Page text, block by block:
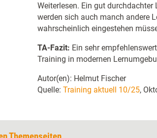
Weiterlesen. Ein gut
werden sich auch manch andere
wahrscheinlich eingestehen
TA-Fazit: Ein sehr
Training in modernen
Autor(en): Helmut Fischer
Quelle: Training aktuell 10/25,